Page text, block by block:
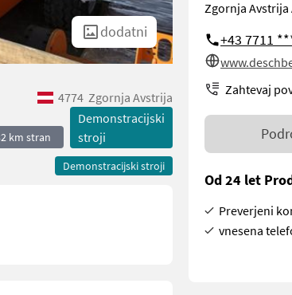
dodatni
4774 Zgornja Avstrija
km stran
Demonstracijski
stroji
Demonstracijski stroji
Zgornja Avstrija
+43 7711
Zahtevaj
Od 24 let
Preverjeni
vnesena